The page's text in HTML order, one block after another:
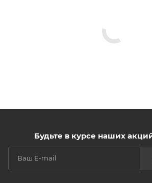
Будьте в курсе наших